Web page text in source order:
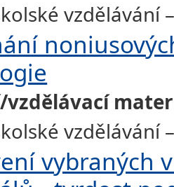
vzdělávání
vzdělávání
vybraných